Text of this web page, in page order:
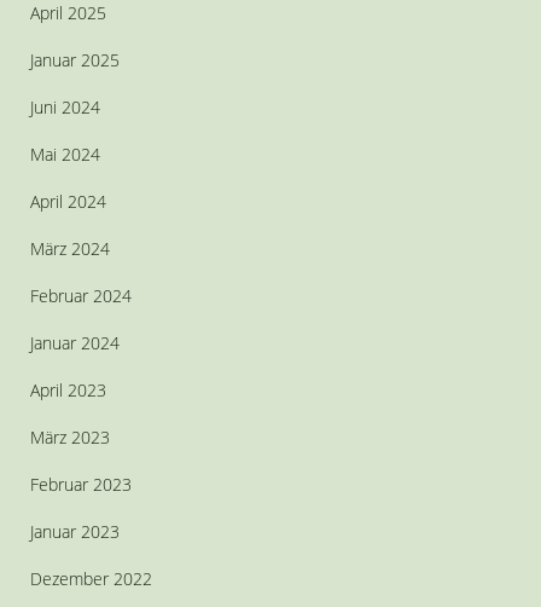
April 2025
Januar 2025
Juni 2024
Mai 2024
April 2024
März 2024
Februar 2024
Januar 2024
April 2023
März 2023
Februar 2023
Januar 2023
Dezember 2022